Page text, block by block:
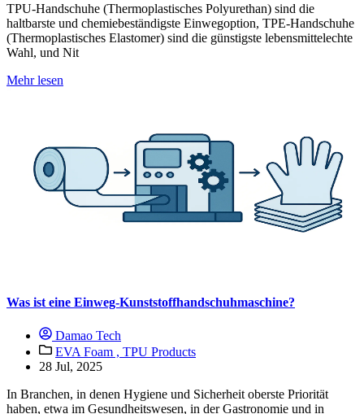
TPU-Handschuhe (Thermoplastisches Polyurethan) sind die
haltbarste und chemiebeständigste Einwegoption, TPE-Handschuhe
(Thermoplastisches Elastomer) sind die günstigste lebensmittelechte
Wahl, und Nit
Mehr lesen
Was ist eine Einweg-Kunststoffhandschuhmaschine?
Damao Tech
EVA Foam , TPU Products
28 Jul, 2025
In Branchen, in denen Hygiene und Sicherheit oberste Priorität
haben, etwa im Gesundheitswesen, in der Gastronomie und in